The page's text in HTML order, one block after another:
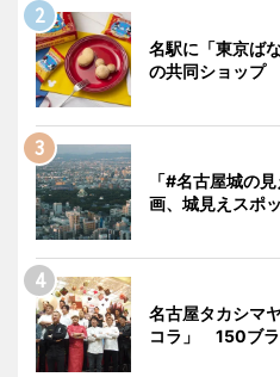
名駅に「東京ば
の共同ショップ
「#名古屋城の
画、城見えスポ
名古屋タカシマ
コラ」 150ブラ